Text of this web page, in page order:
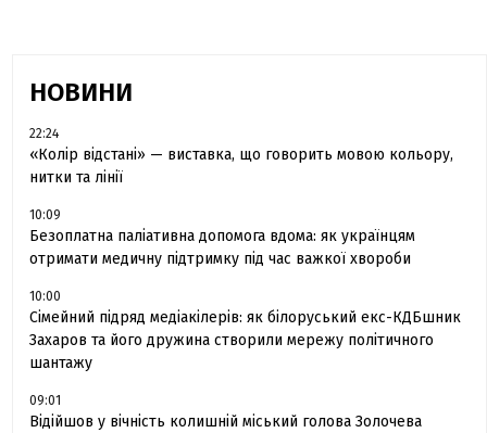
НОВИНИ
22:24
«Колір відстані» — виставка, що говорить мовою кольору,
нитки та лінії
10:09
Безоплатна паліативна допомога вдома: як українцям
отримати медичну підтримку під час важкої хвороби
10:00
Сімейний підряд медіакілерів: як білоруський екс-КДБшник
Захаров та його дружина створили мережу політичного
шантажу
09:01
Відійшов у вічність колишній міський голова Золочева